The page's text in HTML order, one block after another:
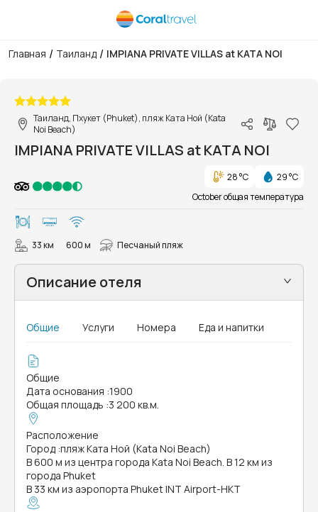
Главная / Таиланд / IMPIANA PRIVATE VILLAS at KATA NOI
Таиланд, Пхукет (Phuket), пляж Ката Ной (Kata
Noi Beach)
IMPIANA PRIVATE VILLAS at KATA NOI
28 °C
29 °C
October общая температура
33 км 600 м Песчаный пляж
Описание отеля
Общие Услуги Номера Еда и напитки
Общие
Дата основания :1900
Общая площадь :3 200 кв.м.
Расположение
Город :пляж Ката Ной (Kata Noi Beach)
В 600 м из центра города Kata Noi Beach. В 12 км из
города Phuket
В 33 км из аэропорта Phuket INT Airport-HKT